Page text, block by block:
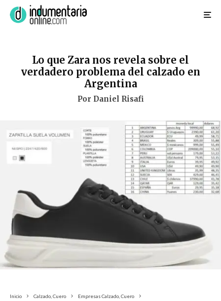
Lo que Zara nos revela sobre el
verdadero problema del calzado en
Argentina
Por Daniel Risafi
Inicio Calzado, Cuero
Empresas Calzado, Cuero